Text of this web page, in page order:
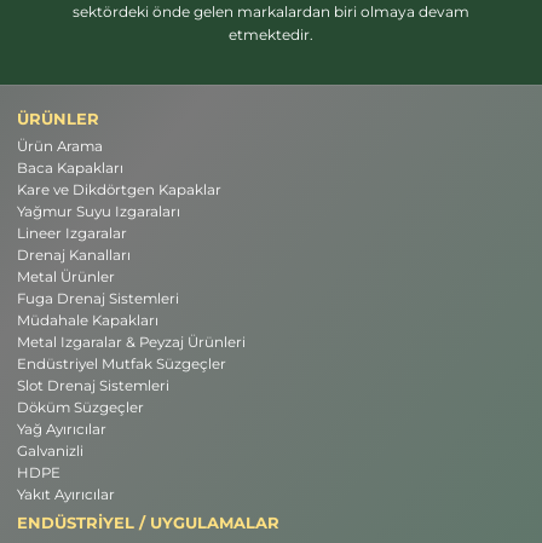
sektördeki önde gelen markalardan biri olmaya devam
etmektedir.
ÜRÜNLER
Ürün Arama
Baca Kapakları
Kare ve Dikdörtgen Kapaklar
Yağmur Suyu Izgaraları
Lineer Izgaralar
Drenaj Kanalları
Metal Ürünler
Fuga Drenaj Sistemleri
Müdahale Kapakları
Metal Izgaralar & Peyzaj Ürünleri
Endüstriyel Mutfak Süzgeçler
Slot Drenaj Sistemleri
Döküm Süzgeçler
Yağ Ayırıcılar
Galvanizli
HDPE
Yakıt Ayırıcılar
ENDÜSTRİYEL / UYGULAMALAR